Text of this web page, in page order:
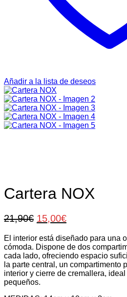
Añadir a la lista de deseos
Cartera NOX
21,90€ El
original
era:
21,90€.
15,00€El
actual
es:
15,00€.
El interior está diseñado para una
cómoda. Dispone de dos
cada lado, ofreciendo espacio
la parte central, un compartimento
interior y cierre de cremallera,
pequeños.